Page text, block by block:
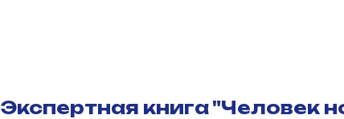
Экспертная книга "Человек